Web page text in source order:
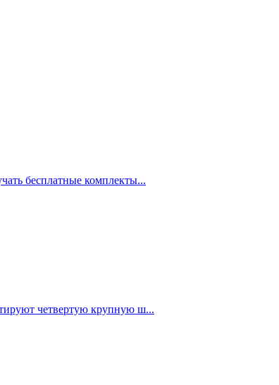
бесплатные комплекты...
четвертую крупную ш...